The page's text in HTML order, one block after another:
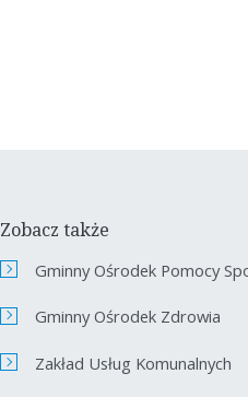
Zobacz także
Gminny Ośrodek Pomocy
Gminny Ośrodek Zdrowia
Zakład Usług Komunalnych